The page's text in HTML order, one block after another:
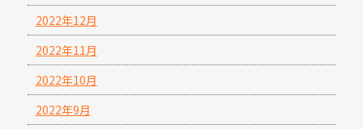
2022年12月
2022年11月
2022年10月
2022年9月